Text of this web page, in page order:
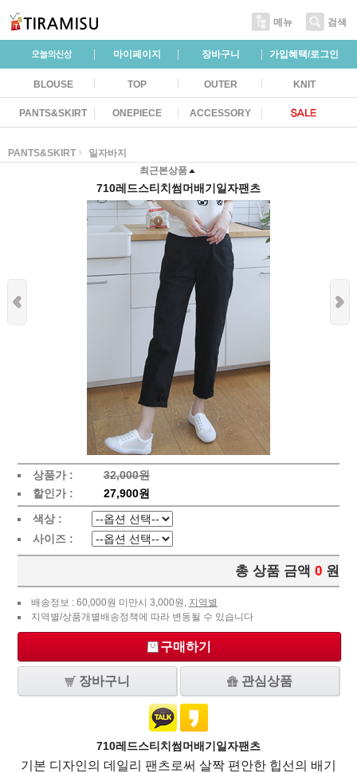
메뉴 검색
마이페이지 장바구니 가입혜택/로그인
BLOUSE TOP OUTER KNIT
PANTS&SKIRT ONEPIECE ACCESSORY
PANTS&SKIRT
일자바지
최근본상품
710레드스티치썸머배기일자팬츠
상품가 :
32,000원
할인가 :
27,900원
색상 :
사이즈 :
총 상품 금액 0 원
배송정보 : 60,000원 미만시 3,000원, 지역별
지역별/상품개별배송정책에 따라 변동될 수 있습니다
구매하기
장바구니 관심상품
710레드스티치썸머배기일자팬츠
기본 디자인의 데일리 팬츠로써 살짝 편안한 힙선의 배기